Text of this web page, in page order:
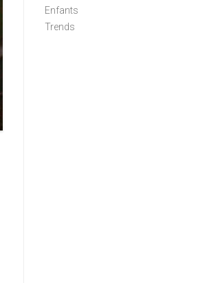
Enfants
Trends